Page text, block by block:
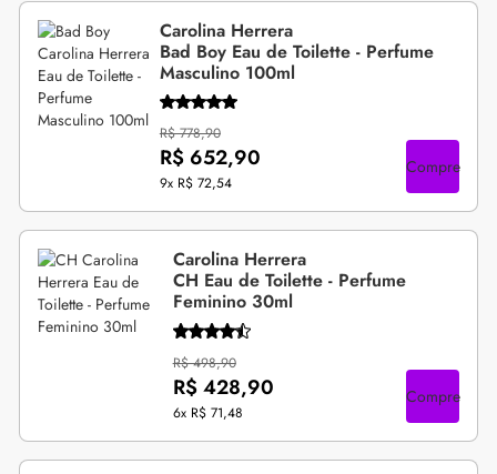
Carolina Herrera
Bad Boy Eau de Toilette - Perfume
Masculino 100ml
R$ 778,90
R$ 652,90
9x R$ 72,54
Compre
Carolina Herrera
CH Eau de Toilette - Perfume
Feminino 30ml
R$ 498,90
R$ 428,90
6x R$ 71,48
Compre